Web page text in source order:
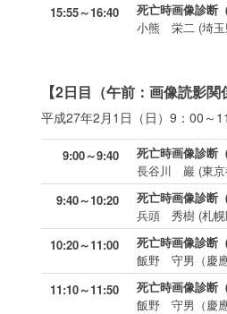
15:55～16:40
死亡時画像診断
小熊 栄二 (埼玉
【2日目（午前：画像読影関
平成27年2月1日（日）9：00～
9:00～9:40
死亡時画像診断
長谷川 巖 (東京
9:40～10:20
死亡時画像診断
兵頭 秀樹 (札
10:20～11:00
死亡時画像診断
飯野 守男（慶
11:10～11:50
死亡時画像診断
飯野 守男（慶